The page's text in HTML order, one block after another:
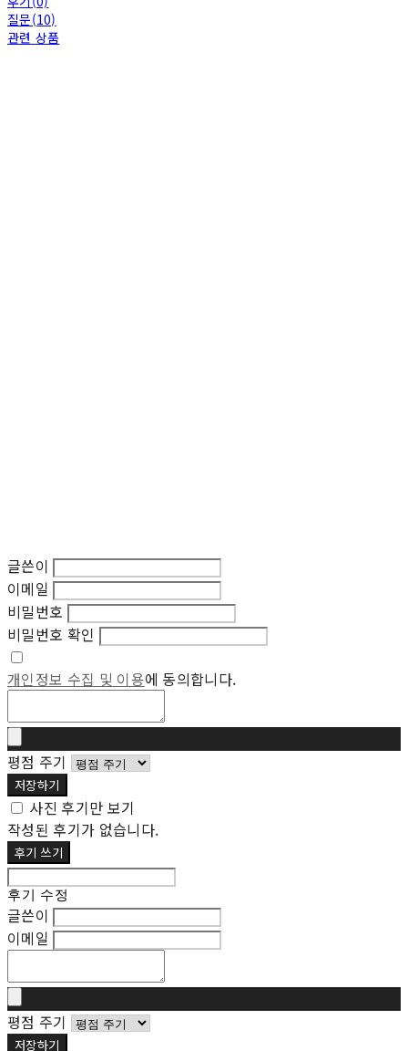
질문(10)
관련 상품
글쓴이
이메일
비밀번호
비밀번호 확인
개인정보 수집 및 이용에 동의합니다.
평점 주기
저장하기
사진 후기만 보기
작성된 후기가 없습니다.
후기 쓰기
후기 수정
글쓴이
이메일
평점 주기
저장하기